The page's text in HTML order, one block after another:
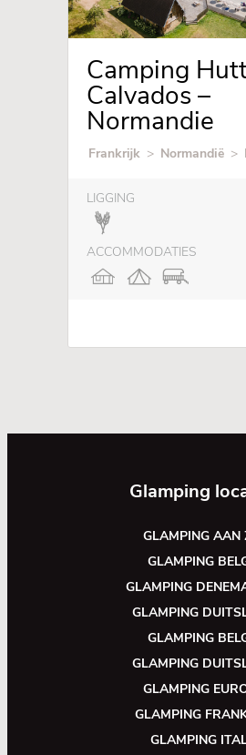
Camping
Calvados –
Normandie
Frankrijk > Normandië >
LIGGING
ACCOMMODATIES
Glamping
GLAMPING AAN
GLAMPING
GLAMPING
GLAMPING
GLAMPING
GLAMPING
GLAMPING
GLAMPING
GLAMPING